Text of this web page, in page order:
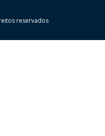
reservados